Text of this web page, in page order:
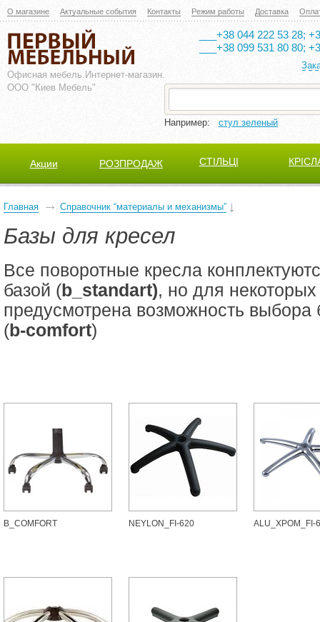
О магазине Актуальные события Контакты Режим работы Доставка
Офисная мебель. Интернет-магазин.
ООО "Киев Мебель"
___+38 044 222 53 28;
___+38 099 531 80 80;
Например: стул зеленый
Акции РОЗПРОДАЖ СТІЛЬЦІ
Главная Справочник “материалы и механизмы”
Базы для кресел
Все поворотные кресла
базой (b_standart), но для
предусмотрена возможность выбора
(b-comfort)
B_COMFORT NEYLON_FI-620 ALU_ХРОМ_FI-